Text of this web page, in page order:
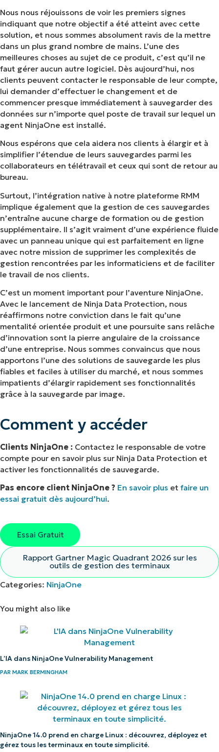
Nous nous réjouissons de voir les premiers signes
indiquant que notre objectif a été atteint avec cette
solution, et nous sommes absolument ravis de la mettre
dans un plus grand nombre de mains. L’une des
meilleures choses au sujet de ce produit, c’est qu’il ne
faut gérer aucun autre logiciel. Dès aujourd’hui, nos
clients peuvent contacter le responsable de leur compte,
lui demander d’effectuer le changement et de
commencer presque immédiatement à sauvegarder des
données sur n’importe quel poste de travail sur lequel un
agent NinjaOne est installé.
Nous espérons que cela aidera nos clients à élargir et à
simplifier l’étendue de leurs sauvegardes parmi les
collaborateurs en télétravail et ceux qui sont de retour au
bureau.
Surtout, l’intégration native à notre plateforme RMM
implique également que la gestion de ces sauvegardes
n’entraîne aucune charge de formation ou de gestion
supplémentaire. Il s’agit vraiment d’une expérience fluide
avec un panneau unique qui est parfaitement en ligne
avec notre mission de supprimer les complexités de
gestion rencontrées par les informaticiens et de faciliter
le travail de nos clients.
C’est un moment important pour l’aventure NinjaOne.
Avec le lancement de Ninja Data Protection, nous
réaffirmons notre conviction dans le fait qu’une
mentalité orientée produit et une poursuite sans relâche
d’innovation sont la pierre angulaire de la croissance
d’une entreprise. Nous sommes convaincus que nous
apportons l’une des solutions de sauvegarde les plus
fiables et faciles à utiliser du marché, et nous sommes
impatients d’élargir rapidement ses fonctionnalités
grâce à la sauvegarde par image.
Comment y accéder
Clients NinjaOne : Contactez le responsable de votre
compte pour en savoir plus sur Ninja Data Protection et
activer les fonctionnalités de sauvegarde.
Pas encore client NinjaOne ? En savoir plus et faire un
essai gratuit dès aujourd’hui.
Essai Gratuit
Rapport Gartner Magic Quadrant 2026 sur les
outils de gestion des terminaux
Categories: NinjaOne
You might also like
L’IA dans NinjaOne Vulnerability Management
PAR MARK BERMINGHAM
NinjaOne 14.0 prend en charge Linux : découvrez, déployez et
gérez tous les terminaux en toute simplicité.
Voir NinjaOne en action
Parcourez nos démonstrations à la demande